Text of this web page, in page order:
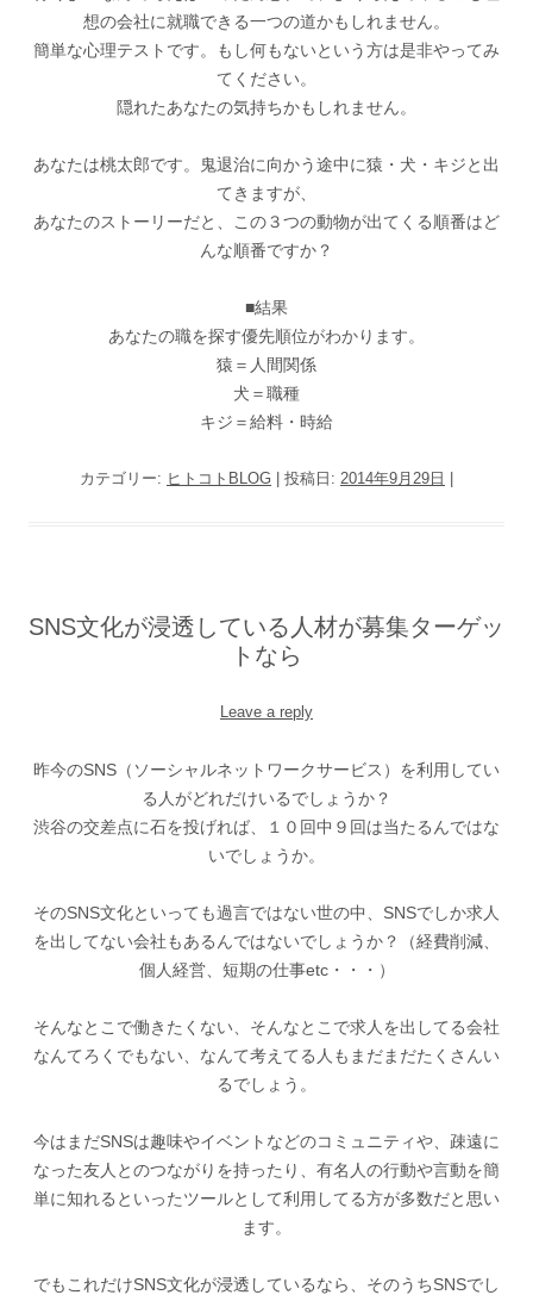
想の会社に就職できる一つの道かもしれません。
簡単な心理テストです。もし何もないという方は是非やってみ
てください。
隠れたあなたの気持ちかもしれません。
あなたは桃太郎です。鬼退治に向かう途中に猿・犬・キジと出
てきますが、
あなたのストーリーだと、この３つの動物が出てくる順番はど
んな順番ですか？
■結果
あなたの職を探す優先順位がわかります。
猿＝人間関係
犬＝職種
キジ＝給料・時給
カテゴリー: ヒトコトBLOG | 投稿日: 2014年9月29日
SNS文化が浸透している人材が募集ターゲッ
トなら
Leave a reply
昨今のSNS（ソーシャルネットワークサービス）を利用してい
る人がどれだけいるでしょうか？
渋谷の交差点に石を投げれば、１０回中９回は当たるんではな
いでしょうか。
そのSNS文化といっても過言ではない世の中、SNSでしか求人
を出してない会社もあるんではないでしょうか？（経費削減、
個人経営、短期の仕事etc・・・）
そんなとこで働きたくない、そんなとこで求人を出してる会社
なんてろくでもない、なんて考えてる人もまだまだたくさんい
るでしょう。
今はまだSNSは趣味やイベントなどのコミュニティや、疎遠に
なった友人とのつながりを持ったり、有名人の行動や言動を簡
単に知れるといったツールとして利用してる方が多数だと思い
ます。
でもこれだけSNS文化が浸透しているなら、そのうちSNSでし